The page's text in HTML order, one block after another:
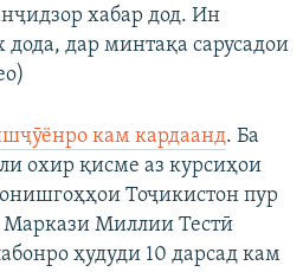
хабар дод. Ин
дар минтақа сарусадои
кам кардаанд. Ба
охир қисме аз курсиҳои
Тоҷикистон пур
Миллии Тестӣ
ҳудуди 10 дарсад кам